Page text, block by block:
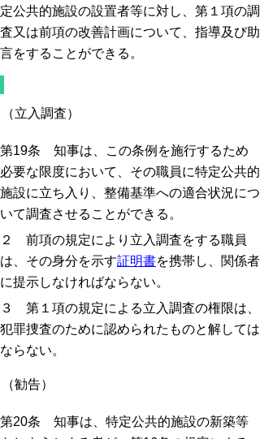
定公共的施設の設置者等に対し、第１項の調
査又は前項の改善計画について、指導及び助
言をすることができる。
（立入調査）
第19条 知事は、この条例を施行するため
必要な限度において、その職員に特定公共的
施設に立ち入り、整備基準への適合状況につ
いて調査させることができる。
２ 前項の規定により立入調査をする職員
は、その身分を示す証明書を携帯し、関係者
に提示しなければならない。
３ 第１項の規定による立入調査の権限は、
犯罪捜査のために認められたものと解しては
ならない。
（勧告）
第20条 知事は、特定公共的施設の新築等